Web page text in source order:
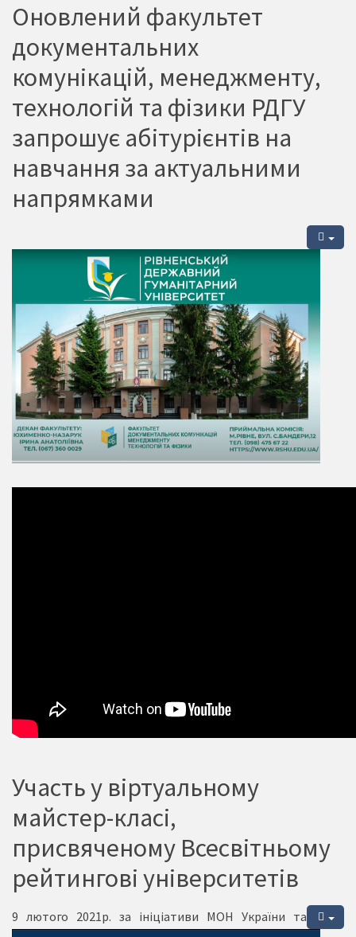
Оновлений факультет
документальних
комунікацій, менеджменту,
технологій та фізики РДГУ
запрошує абітурієнтів на
навчання за актуальними
напрямками
Участь у віртуальному
майстер-класі,
присвяченому Всесвітньому
рейтингові університетів
9 лютого 2021р. за ініціативи МОН України та